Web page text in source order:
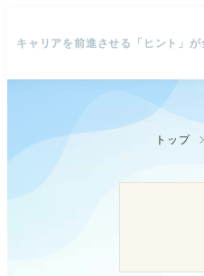
キャリアを前進させる「ヒント」が
トップ